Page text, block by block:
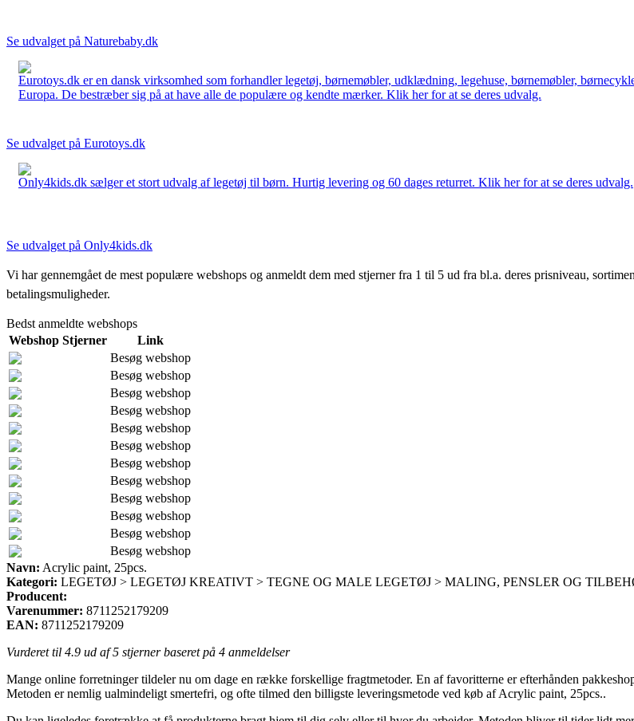
Se udvalget på Naturebaby.dk
Eurotoys.dk er en dansk virksomhed som forhandler legetøj, børnemøbler, udklædning, legehuse, børnemøbler,
Europa. De bestræber sig på at have alle de populære og kendte mærker. Klik her for at se deres udvalg.
Se udvalget på Eurotoys.dk
Only4kids.dk sælger et stort udvalg af legetøj til børn. Hurtig levering og 60 dages returret. Klik her for at se deres udvalg.
Se udvalget på Only4kids.dk
Vi har gennemgået de mest populære webshops og anmeldt dem med stjerner fra 1 til 5 ud fra bl.a. deres prisniveau,
betalingsmuligheder.
Bedst anmeldte webshops
Webshop Stjerner
Link
Besøg webshop
Besøg webshop
Besøg webshop
Besøg webshop
Besøg webshop
Besøg webshop
Besøg webshop
Besøg webshop
Besøg webshop
Besøg webshop
Besøg webshop
Besøg webshop
Navn: Acrylic paint, 25pcs.
Kategori: LEGETØJ > LEGETØJ KREATIVT > TEGNE OG MALE LEGETØJ > MALING, PENSLER OG
Producent:
Varenummer: 8711252179209
EAN: 8711252179209
Vurderet til 4.9 ud af 5 stjerner baseret på 4 anmeldelser
Mange online forretninger tildeler nu om dage en række forskellige fragtmetoder. En af favoritterne er efterhånden
Metoden er nemlig ualmindeligt smertefri, og ofte tilmed den billigste leveringsmetode ved køb af Acrylic paint, 25pcs..